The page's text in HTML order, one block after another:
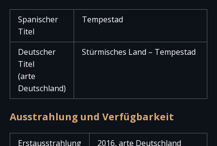
Spanischer
Titel
Tempestad
Deutscher
Titel
(arte
Deutschland)
Stürmisches Land – Tempestad
Ausstrahlung und Verfügbarkeit
Erstausstrahlung 2016, arte Deutschland